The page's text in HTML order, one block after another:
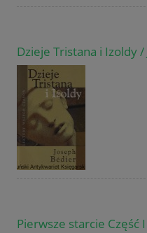
Dzieje Tristana i Izoldy
Pierwsze starcie Część